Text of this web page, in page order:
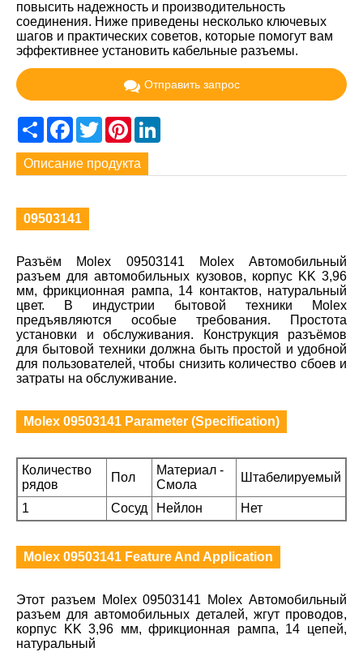
повысить надежность и производительность
соединения. Ниже приведены несколько ключевых
шагов и практических советов, которые помогут вам
эффективнее установить кабельные разъемы.
Отправить запрос
ShareFacebook
TwitterPinterest
Описание продукта
09503141
Разъём Molex 09503141 Molex Автомобильный
разъем для автомобильных кузовов, корпус KK 3,96
мм, фрикционная рампа, 14 контактов, натуральный
цвет. В индустрии бытовой техники Molex
предъявляются особые требования. Простота
установки и обслуживания. Конструкция разъёмов
для бытовой техники должна быть простой и удобной
для пользователей, чтобы снизить количество сбоев и
затраты на обслуживание.
Molex 09503141 Parameter (Specification)
Количество
рядов
Пол
Материал -
Смола
Штабелируемый
1 Сосуд Нейлон Нет
Molex 09503141 Feature And Application
Этот разъем Molex 09503141 Molex Автомобильный
разъем для автомобильных деталей, жгут проводов,
корпус KK 3,96 мм, фрикционная рампа, 14 цепей,
натуральный